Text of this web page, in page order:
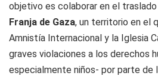
objetivo es colaborar en el traslado
Franja de Gaza, un territorio en el
Amnistía Internacional y la Iglesia
graves violaciones a los derechos
especialmente niños- por parte de